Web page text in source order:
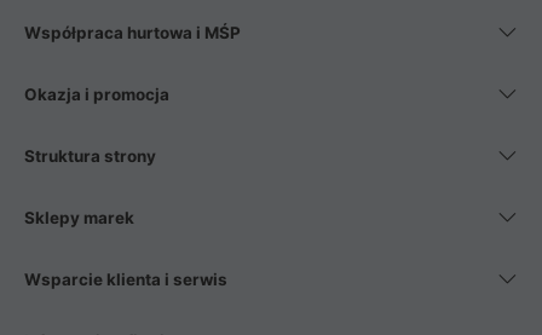
Współpraca hurtowa i MŚP
Okazja i promocja
Struktura strony
Sklepy marek
Wsparcie klienta i serwis